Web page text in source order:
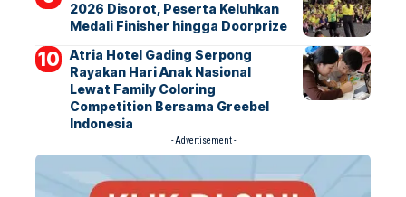
2026 Disorot, Peserta Keluhkan
Medali Finisher hingga Doorprize
Atria Hotel Gading Serpong
Rayakan Hari Anak Nasional
Lewat Family Coloring
Competition Bersama Greebel
Indonesia
- Advertisement -